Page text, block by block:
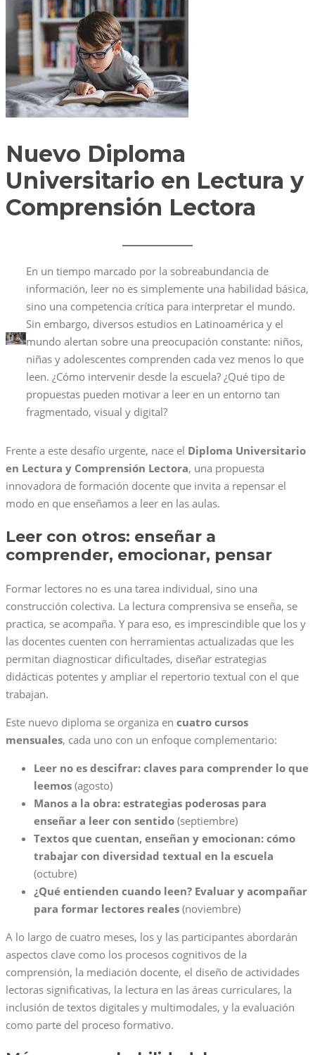
Nuevo Diploma
Universitario en Lectura y
Comprensión Lectora
En un tiempo marcado por la sobreabundancia de
información, leer no es simplemente una habilidad básica,
sino una competencia crítica para interpretar el mundo.
Sin embargo, diversos estudios en Latinoamérica y el
mundo alertan sobre una preocupación constante: niños,
niñas y adolescentes comprenden cada vez menos lo que
leen. ¿Cómo intervenir desde la escuela? ¿Qué tipo de
propuestas pueden motivar a leer en un entorno tan
fragmentado, visual y digital?
Frente a este desafío urgente, nace el Diploma Universitario
en Lectura y Comprensión Lectora, una propuesta
innovadora de formación docente que invita a repensar el
modo en que enseñamos a leer en las aulas.
Leer con otros: enseñar a
comprender, emocionar, pensar
Formar lectores no es una tarea individual, sino una
construcción colectiva. La lectura comprensiva se enseña, se
practica, se acompaña. Y para eso, es imprescindible que los y
las docentes cuenten con herramientas actualizadas que les
permitan diagnosticar dificultades, diseñar estrategias
didácticas potentes y ampliar el repertorio textual con el que
trabajan.
Este nuevo diploma se organiza en cuatro cursos
mensuales, cada uno con un enfoque complementario:
Leer no es descifrar: claves para comprender lo que
leemos (agosto)
Manos a la obra: estrategias poderosas para
enseñar a leer con sentido (septiembre)
Textos que cuentan, enseñan y emocionan: cómo
trabajar con diversidad textual en la escuela
(octubre)
¿Qué entienden cuando leen? Evaluar y acompañar
para formar lectores reales (noviembre)
A lo largo de cuatro meses, los y las participantes abordarán
aspectos clave como los procesos cognitivos de la
comprensión, la mediación docente, el diseño de actividades
lectoras significativas, la lectura en las áreas curriculares, la
inclusión de textos digitales y multimodales, y la evaluación
como parte del proceso formativo.